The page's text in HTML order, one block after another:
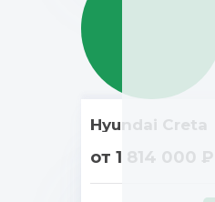
Hyundai Creta
от 1 814 000 ₽